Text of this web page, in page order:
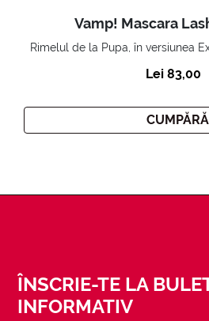
Vamp! Mascara
Lei 83,00
CUMPĂRĂ
ÎNSCRIE-TE LA
INFORMATIV